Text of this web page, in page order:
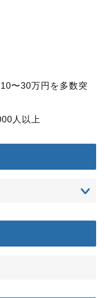
〜30万円を多数突
人以上